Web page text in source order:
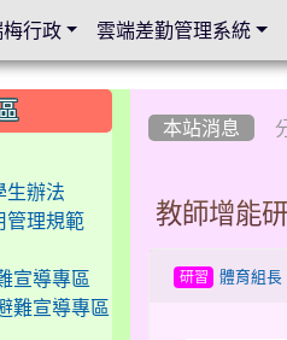
本站消息
教師增能
研習 體育組長
生辦法
管理規範
宣導專區
難宣導專區
梅行政 雲端差勤管理系統